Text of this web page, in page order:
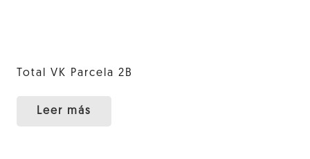
Total VK Parcela 2B
Leer más